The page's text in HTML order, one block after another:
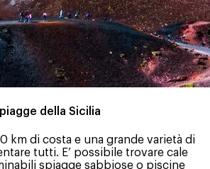
della Sicilia
km di costa e una grande varietà di
tutti. E’ possibile trovare cale
spiagge sabbiose o piscine